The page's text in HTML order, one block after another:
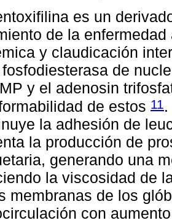
es un
de la
y claudicación
de
y el adenosin
de estos 11
la adhesión de
la producción de
generando una
la viscosidad de
membranas de los
con